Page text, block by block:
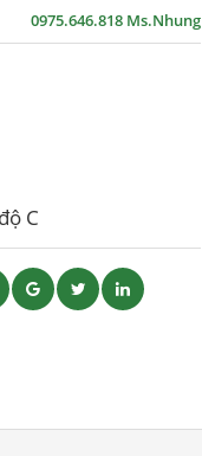
0975.646.818 Ms.Nhung
C